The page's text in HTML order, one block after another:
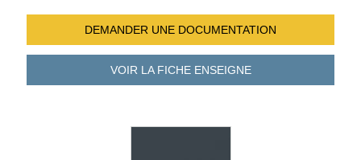
DEMANDER UNE DOCUMENTATION
VOIR LA FICHEENSEIGNE